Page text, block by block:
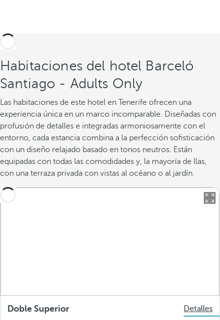
Habitaciones del hotel Barceló
Santiago - Adults Only
Las habitaciones de este hotel en Tenerife ofrecen una
experiencia única en un marco incomparable. Diseñadas con
profusión de detalles e integradas armoniosamente con el
entorno, cada estancia combina a la perfección sofisticación
con un diseño relajado basado en tonos neutros. Están
equipadas con todas las comodidades y, la mayoría de llas,
con una terraza privada con vistas al océano o al jardín.
Doble Superior Detalles